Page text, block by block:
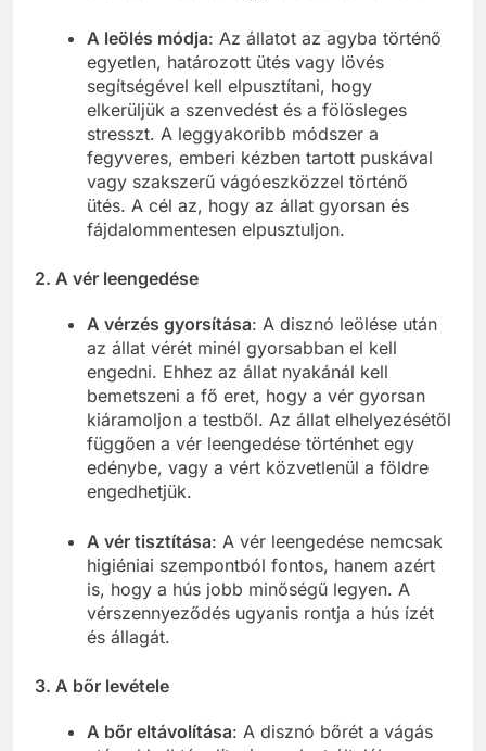
A leölés módja: Az állatot az agyba történő
egyetlen, határozott ütés vagy lövés
segítségével kell elpusztítani, hogy
elkerüljük a szenvedést és a fölösleges
stresszt. A leggyakoribb módszer a
fegyveres, emberi kézben tartott puskával
vagy szakszerű vágóeszközzel történő
ütés. A cél az, hogy az állat gyorsan és
fájdalommentesen elpusztuljon.
2. A vér leengedése
A vérzés gyorsítása: A disznó leölése után
az állat vérét minél gyorsabban el kell
engedni. Ehhez az állat nyakánál kell
bemetszeni a fő eret, hogy a vér gyorsan
kiáramoljon a testből. Az állat elhelyezésétől
függően a vér leengedése történhet egy
edénybe, vagy a vért közvetlenül a földre
engedhetjük.
A vér tisztítása: A vér leengedése nemcsak
higiéniai szempontból fontos, hanem azért
is, hogy a hús jobb minőségű legyen. A
vérszennyeződés ugyanis rontja a hús ízét
és állagát.
3. A bőr levétele
A bőr eltávolítása: A disznó bőrét a vágás